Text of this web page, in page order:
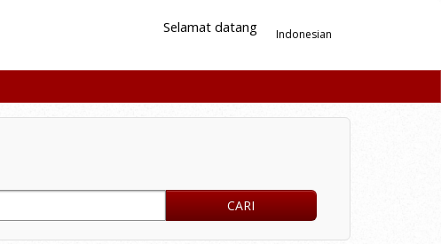
Indonesian
Selamat datang
CARI